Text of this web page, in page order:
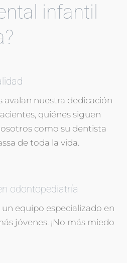
infantil
avalan nuestra dedicación
quiénes siguen
como su dentista
de toda la vida.
odontopediatría
equipo especializado en
jóvenes. ¡No más miedo